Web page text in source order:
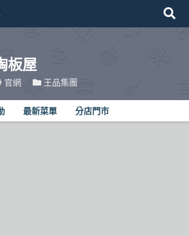
板屋
官網 王品集團
最新菜單 分店門市